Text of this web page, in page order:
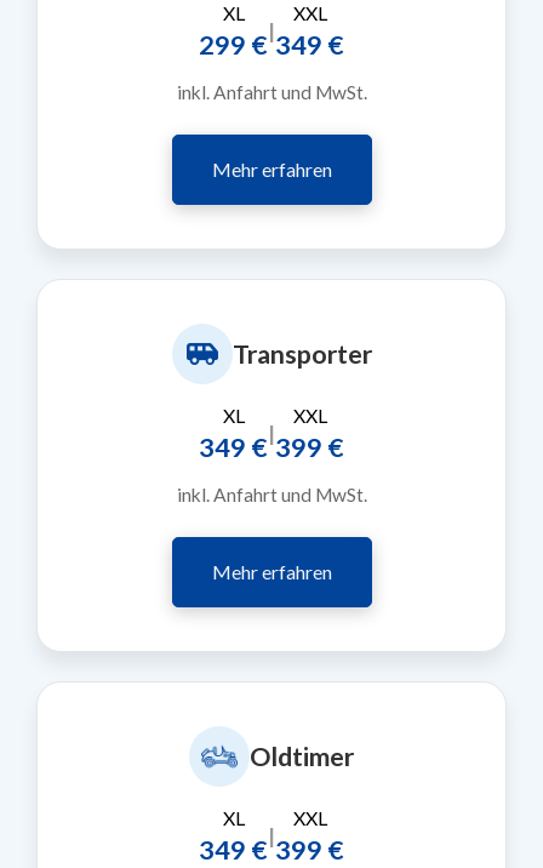
XL
299 €|
XXL
349 €
inkl. Anfahrt und MwSt.
Mehr erfahren
Transporter
XL
349 €|
XXL
399 €
inkl. Anfahrt und MwSt.
Mehr erfahren
Oldtimer
XL
349 €|
XXL
399 €